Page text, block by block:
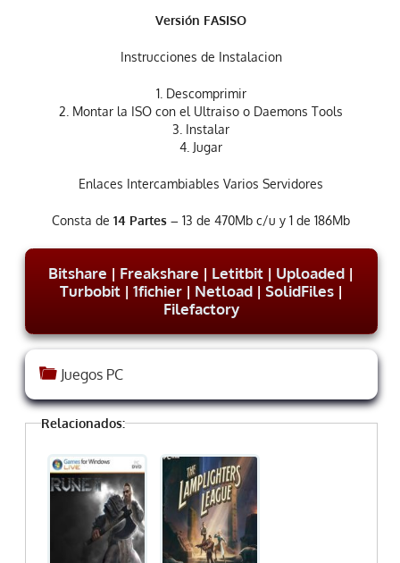
Versión FASISO
Instrucciones de Instalacion
1. Descomprimir
2. Montar la ISO con el Ultraiso o Daemons Tools
3. Instalar
4. Jugar
Enlaces Intercambiables Varios Servidores
Consta de 14 Partes – 13 de 470Mb c/u y 1 de 186Mb
Bitshare | Freakshare | Letitbit | Uploaded |
Turbobit| 1fichier| Netload| SolidFiles|
Filefactory
Juegos PC
Relacionados: